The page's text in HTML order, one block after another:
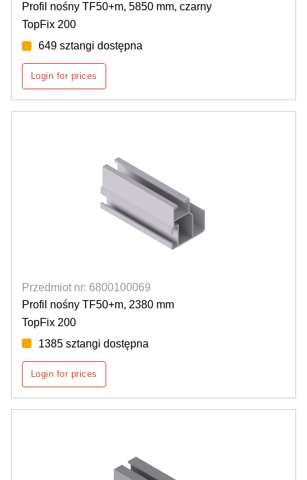
Profil nośny TF50+m, 5850 mm, czarny
TopFix 200
649 sztangi dostępna
Login for prices
Przedmiot nr: 6800100069
Profil nośny TF50+m, 2380 mm
TopFix 200
1385 sztangi dostępna
Login for prices